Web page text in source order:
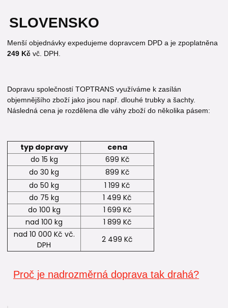
SLOVENSKO
Menší objednávky expedujeme dopravcem DPD a je zpoplatněna
249 Kč vč. DPH.
Dopravu společností TOPTRANS využíváme k zasílán
objemnějšího zboží jako jsou např. dlouhé trubky a šachty.
Následná cena je rozdělena dle váhy zboží do několika pásem:
typ dopravy
cena
do 15 kg
699 Kč
do 30 kg
899 Kč
do 50 kg
1 199 Kč
do 75 kg
1 499 Kč
do 100 kg
1 699 Kč
nad 100 kg
1 899 Kč
nad 10 000 Kč vč.
DPH
2 499 Kč
Proč je nadrozměrná doprava tak drahá?